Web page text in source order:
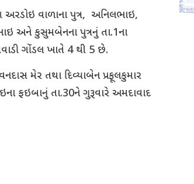
વાળાના પુત્ર, અનિલભાઇ,
અને કુસુમબેનના પુત્રનું તા.1ના
ગોંડલ ખાતે 4 થી 5 છે.
મેર તથા દિવ્યાબેન પ્રફૂલકુમાર
ફઇબાનું તા.30ને ગુરૂવારે અમદાવાદ